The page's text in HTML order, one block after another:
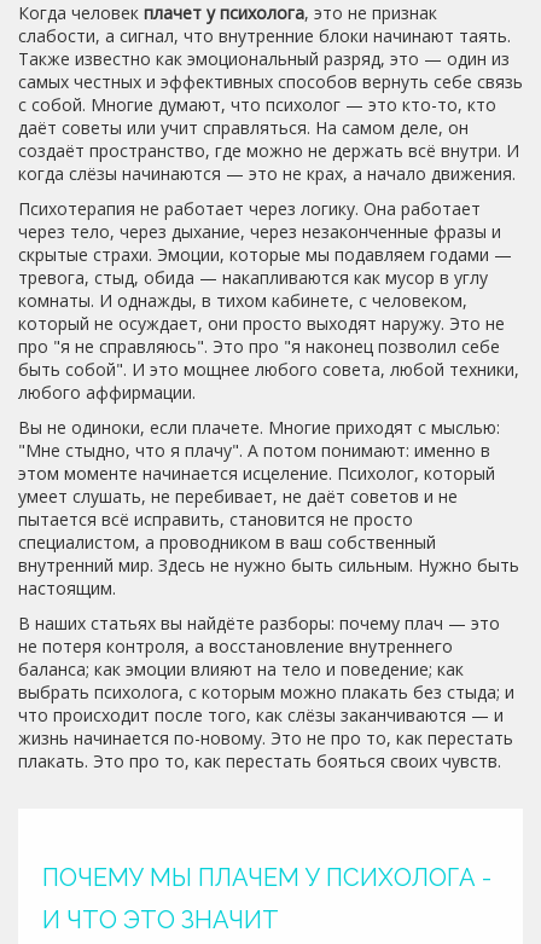
Когда человек плачет у психолога, это не признак
слабости, а сигнал, что внутренние блоки начинают таять.
Также известно как эмоциональный разряд, это — один из
самых честных и эффективных способов вернуть себе связь
с собой. Многие думают, что психолог — это кто-то, кто
даёт советы или учит справляться. На самом деле, он
создаёт пространство, где можно не держать всё внутри. И
когда слёзы начинаются — это не крах, а начало движения.
Психотерапия не работает через логику. Она работает
через тело, через дыхание, через незаконченные фразы и
скрытые страхи. Эмоции, которые мы подавляем годами —
тревога, стыд, обида — накапливаются как мусор в углу
комнаты. И однажды, в тихом кабинете, с человеком,
который не осуждает, они просто выходят наружу. Это не
про "я не справляюсь". Это про "я наконец позволил себе
быть собой". И это мощнее любого совета, любой техники,
любого аффирмации.
Вы не одиноки, если плачете. Многие приходят с мыслью:
"Мне стыдно, что я плачу". А потом понимают: именно в
этом моменте начинается исцеление. Психолог, который
умеет слушать, не перебивает, не даёт советов и не
пытается всё исправить, становится не просто
специалистом, а проводником в ваш собственный
внутренний мир. Здесь не нужно быть сильным. Нужно быть
настоящим.
В наших статьях вы найдёте разборы: почему плач — это
не потеря контроля, а восстановление внутреннего
баланса; как эмоции влияют на тело и поведение; как
выбрать психолога, с которым можно плакать без стыда; и
что происходит после того, как слёзы заканчиваются — и
жизнь начинается по-новому. Это не про то, как перестать
плакать. Это про то, как перестать бояться своих чувств.
ПОЧЕМУ МЫ ПЛАЧЕМ У ПСИХОЛОГА -
И ЧТО ЭТО ЗНАЧИТ